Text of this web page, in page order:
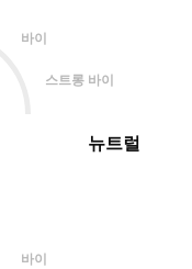
바이
바이
스트롱 바이
뉴트럴